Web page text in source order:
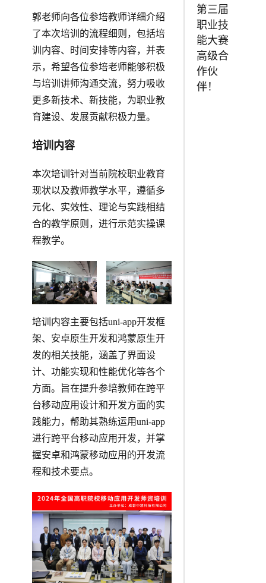
郭老师向各位参培教师详细介绍
了本次培训的流程细则，包括培
训内容、时间安排等内容，并表
示，希望各位参培老师能够积极
与培训讲师沟通交流，努力吸收
更多新技术、新技能，为职业教
育建设、发展贡献积极力量。
培训内容
本次培训针对当前院校职业教育
现状以及教师教学水平，遵循多
元化、实效性、理论与实践相结
合的教学原则，进行示范实操课
程教学。
培训内容主要包括uni-app开发框
架、安卓原生开发和鸿蒙原生开
发的相关技能，涵盖了界面设
计、功能实现和性能优化等各个
方面。旨在提升参培教师在跨平
台移动应用设计和开发方面的实
践能力，帮助其熟练运用uni-app
进行跨平台移动应用开发，并掌
握安卓和鸿蒙移动应用的开发流
程和技术要点。
第三届
职业技
能大赛
高级合
作伙
伴！